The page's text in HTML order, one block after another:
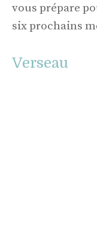
vous prépare
six prochains
Verseau